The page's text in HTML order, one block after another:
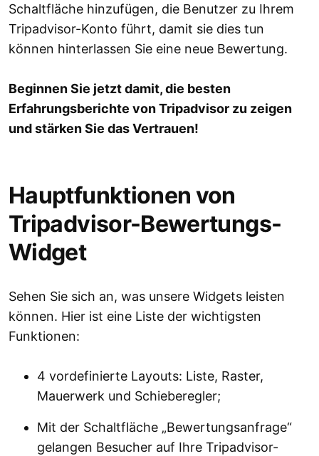
Schaltfläche hinzufügen, die Benutzer zu Ihrem
Tripadvisor-Konto führt, damit sie dies tun
können hinterlassen Sie eine neue Bewertung.
Beginnen Sie jetzt damit, die besten
Erfahrungsberichte von Tripadvisor zu zeigen
und stärken Sie das Vertrauen!
Hauptfunktionen von
Tripadvisor-Bewertungs-
Widget
Sehen Sie sich an, was unsere Widgets leisten
können. Hier ist eine Liste der wichtigsten
Funktionen:
4 vordefinierte Layouts: Liste, Raster,
Mauerwerk und Schieberegler;
Mit der Schaltfläche „Bewertungsanfrage“
gelangen Besucher auf Ihre Tripadvisor-